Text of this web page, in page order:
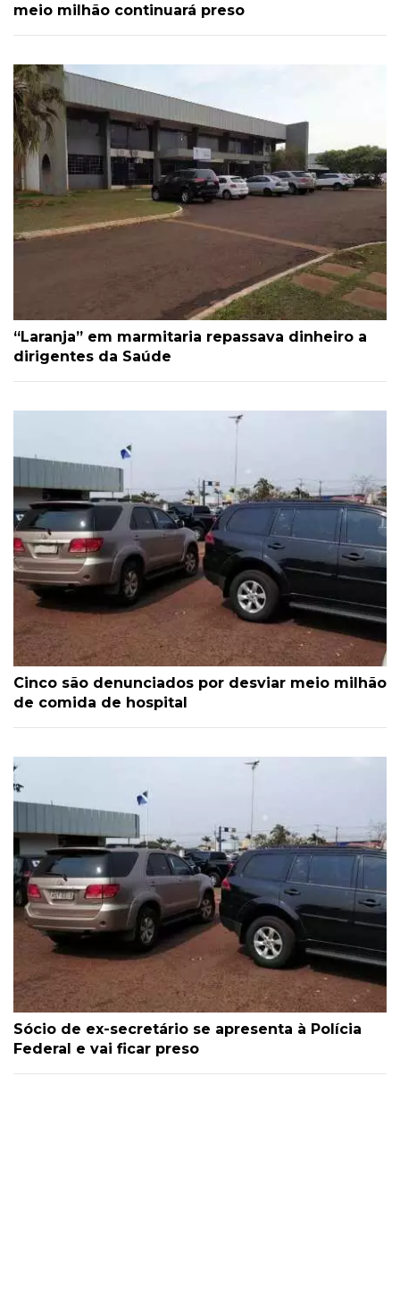
meio milhão continuará preso
“Laranja” em marmitaria repassava dinheiro a
dirigentes da Saúde
Cinco são denunciados por desviar meio milhão
de comida de hospital
Sócio de ex-secretário se apresenta à Polícia
Federal e vai ficar preso